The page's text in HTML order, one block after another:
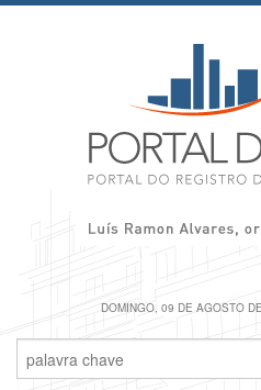
DOMINGO, 09 DE AGOSTO